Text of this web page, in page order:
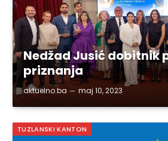
Nedžad Jusić dobitnik
priznanja
aktuelno.ba maj 10, 2023
TUZLANSKI KANTON